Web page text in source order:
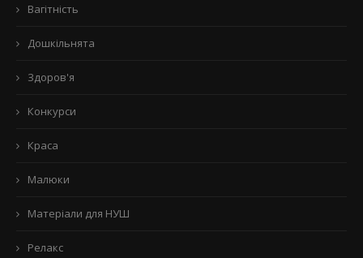
Вагітність
Дошкільнята
Здоров'я
Конкурси
Краса
Малюки
Матеріали для НУШ
Релакс